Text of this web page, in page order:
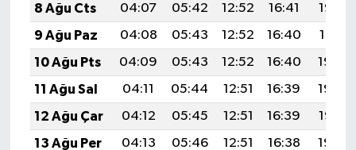
8 Ağu Cts
04:07 05:42 12:52 16:41
19:52
9 Ağu Paz
04:08 05:43 12:52 16:40
19:51
10 Ağu Pts
04:09 05:43 12:52 16:40
19:50
11 Ağu Sal
04:11 05:44 12:51 16:39
19:49
12 Ağu Çar
04:12 05:45 12:51 16:39
19:47
13 Ağu Per
04:13 05:46 12:51 16:38
19:46